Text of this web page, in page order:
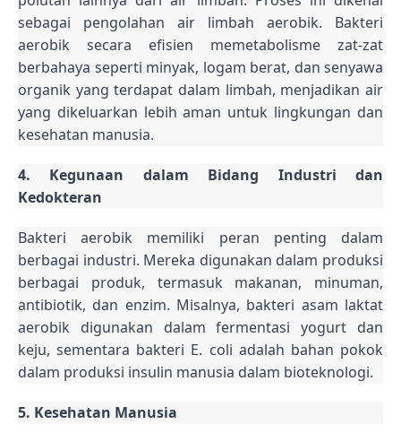
sebagai pengolahan air limbah aerobik. Bakteri
aerobik secara efisien memetabolisme zat-zat
berbahaya seperti minyak, logam berat, dan senyawa
organik yang terdapat dalam limbah, menjadikan air
yang dikeluarkan lebih aman untuk lingkungan dan
kesehatan manusia.
4. Kegunaan dalam Bidang Industri dan
Kedokteran
Bakteri aerobik memiliki peran penting dalam
berbagai industri. Mereka digunakan dalam produksi
berbagai produk, termasuk makanan, minuman,
antibiotik, dan enzim. Misalnya, bakteri asam laktat
aerobik digunakan dalam fermentasi yogurt dan
keju, sementara bakteri E. coli adalah bahan pokok
dalam produksi insulin manusia dalam bioteknologi.
5. Kesehatan Manusia